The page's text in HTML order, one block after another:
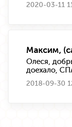
2020-03-11
Максим,
Олеся,
доехало,
2018-09-30